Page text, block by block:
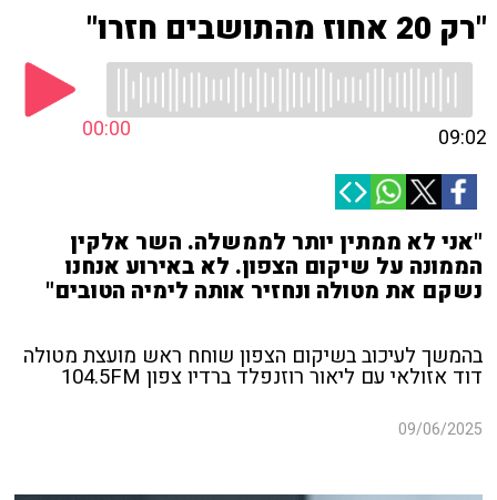
"רק 20 אחוז מהתושבים חזרו"
00:00 09:02
"אני לא ממתין יותר לממשלה. השר אלקין
הממונה על שיקום הצפון. לא באירוע אנחנו
נשקם את מטולה ונחזיר אותה לימיה הטובים"
בהמשך לעיכוב בשיקום הצפון שוחח ראש מועצת מטולה
דוד אזולאי עם ליאור רוזנפלד ברדיו צפון 104.5FM
09/06/2025